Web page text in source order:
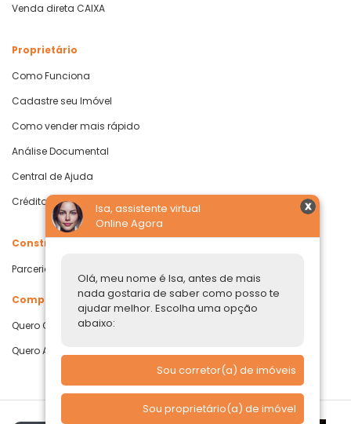
Isa, assistente virtual
Online Agora
Olá, meu nome é Isa, antes de mais
nada gostaria de saber como posso te
ajudar melhor. Escolha uma opção
abaixo:
Sou corretor(a) de imóveis
Sou proprietário(a) de imóvel
Venda direta CAIXA
Proprietário
Como Funciona
Cadastre seu Imóvel
Como vender mais rápido
Análise Documental
Central de Ajuda
Crédito com Garantia de Imóvel
Construtoras
Parcerias Imobiliárias
Comprar ou alugar
Quero Comprar
Quero Alugar